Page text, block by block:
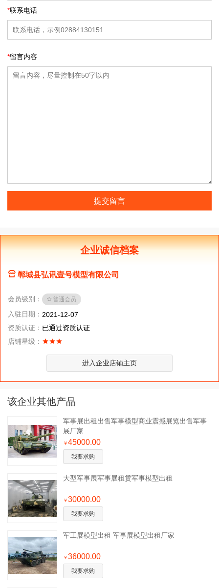
*联系电话
*留言内容
提交留言
企业诚信档案
郸城县弘讯壹号模型有限公司
会员级别： 普通会员
入驻日期： 2021-12-07
资质认证： 已通过资质认证
店铺星级：
进入企业店铺主页
该企业其他产品
军事展出租出售军事模型商业震撼展览出售军事
展厂家
￥45000.00
我要求购
大型军事展军事展租赁军事模型出租
￥30000.00
我要求购
军工展模型出租 军事展模型出租厂家
￥36000.00
我要求购